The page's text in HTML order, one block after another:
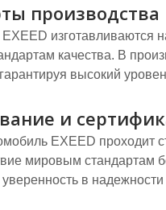
производства
изготавливаются
качества. В
высокий
и
EXEED проходит
мировым стандартам
в